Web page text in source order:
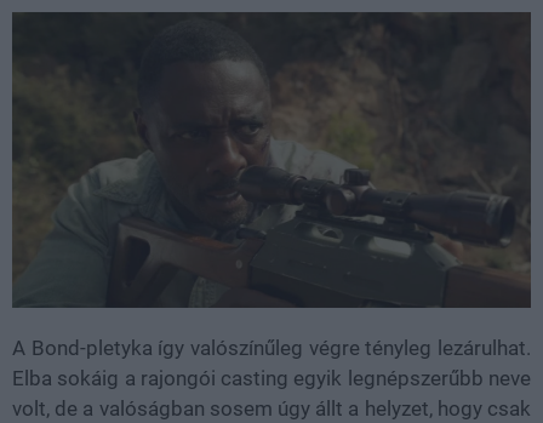
A Bond-pletyka így valószínűleg végre tényleg lezárulhat.
Elba sokáig a rajongói casting egyik legnépszerűbb neve
volt, de a valóságban sosem úgy állt a helyzet, hogy csak